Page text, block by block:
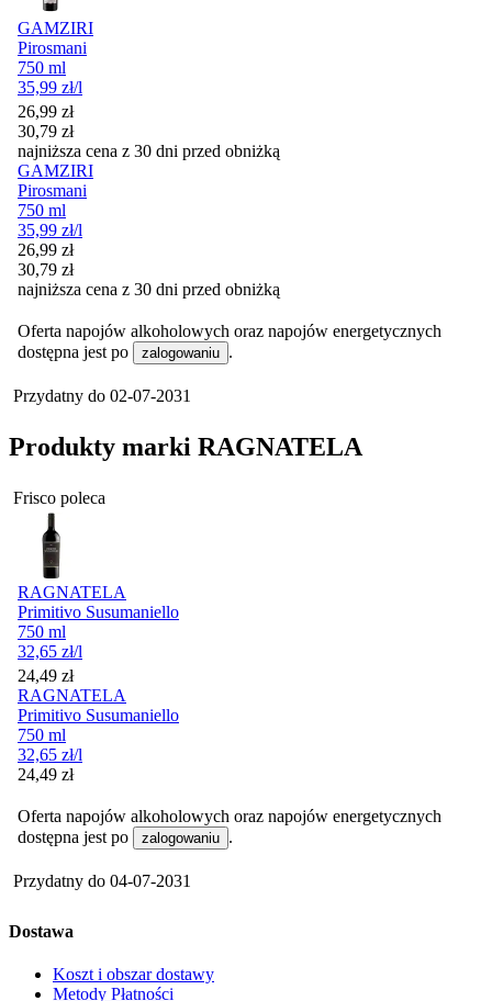
GAMZIRI
Pirosmani
750 ml
35,99 zł/l
Cena promocyjna
26,99 zł
30,79 zł
najniższa cena z 30 dni przed obniżką
GAMZIRI
Pirosmani
750 ml
35,99 zł/l
Cena promocyjna
26,99 zł
30,79 zł
najniższa cena z 30 dni przed obniżką
Oferta napojów alkoholowych oraz napojów energetycznych
dostępna jest po
zalogowaniu .
Przydatny do 02-07-2031
Produkty marki RAGNATELA
Frisco poleca
RAGNATELA
Primitivo Susumaniello
750 ml
32,65 zł/l
Cena
24,49 zł
RAGNATELA
Primitivo Susumaniello
750 ml
32,65 zł/l
Cena
24,49 zł
Oferta napojów alkoholowych oraz napojów energetycznych
dostępna jest po
zalogowaniu .
Przydatny do 04-07-2031
Dostawa
Koszt i obszar dostawy
Metody Płatności